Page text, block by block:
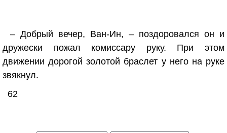
– Добрый вечер, Ван-Ин, – поздоровался он и
дружески пожал комиссару руку. При этом
движении дорогой золотой браслет у него на руке
звякнул.
62